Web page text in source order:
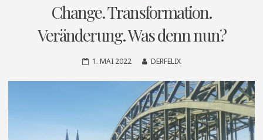
Change. Transformation.
Veränderung. Was denn nun?
1. MAI 2022 DERFELIX